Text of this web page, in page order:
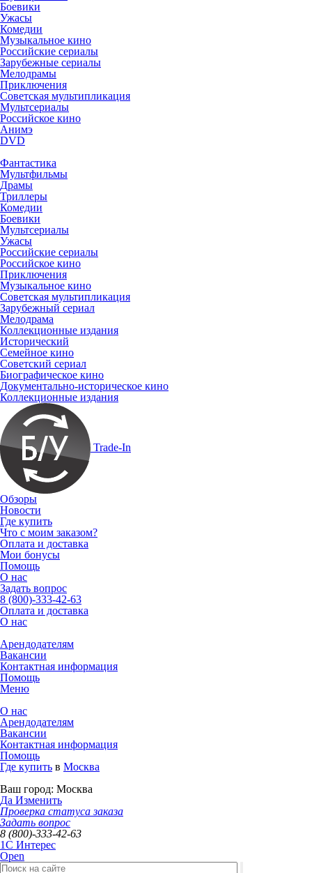
Боевики
Ужасы
Комедии
Музыкальное кино
Российские сериалы
Зарубежные сериалы
Мелодрамы
Приключения
Советская мультипликация
Мультсериалы
Российское кино
Анимэ
DVD
Фантастика
Мультфильмы
Драмы
Триллеры
Комедии
Боевики
Мультсериалы
Ужасы
Российские сериалы
Российское кино
Приключения
Музыкальное кино
Советская мультипликация
Зарубежный сериал
Мелодрама
Коллекционные издания
Исторический
Семейное кино
Советский сериал
Биографическое кино
Документально-историческое кино
Коллекционные издания
Trade-In
Обзоры
Новости
Где купить
Что с моим заказом?
Оплата и доставка
Мои бонусы
Помощь
О нас
Задать вопрос
8 (800)-333-42-63
Оплата и доставка
О нас
Арендодателям
Вакансии
Контактная информация
Помощь
Меню
О нас
Арендодателям
Вакансии
Контактная информация
Помощь
Где купить в Москва
Ваш город: Москва
Да Изменить
Проверка статуса заказа
Задать вопрос
8 (800)-333-42-63
1C Интерес
Open